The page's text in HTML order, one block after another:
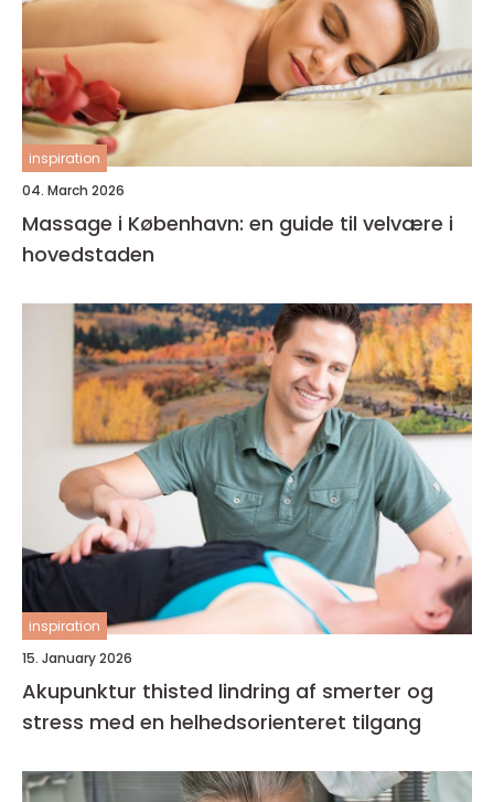
inspiration
04. March 2026
Massage i København: en guide til velvære i
hovedstaden
inspiration
15. January 2026
Akupunktur thisted lindring af smerter og
stress med en helhedsorienteret tilgang